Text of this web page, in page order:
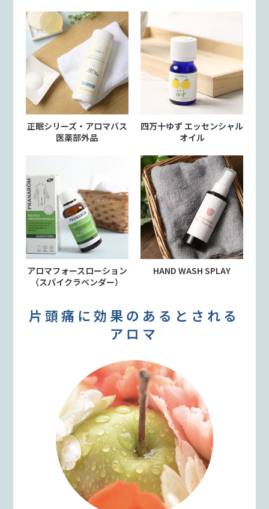
正眠シリーズ・アロマバス
医薬部外品
四万十ゆず エッセンシャル
オイル
アロマフォースローション
（スパイクラベンダー）
HAND WASH SPLAY
片頭痛に効果のあるとされる
アロマ